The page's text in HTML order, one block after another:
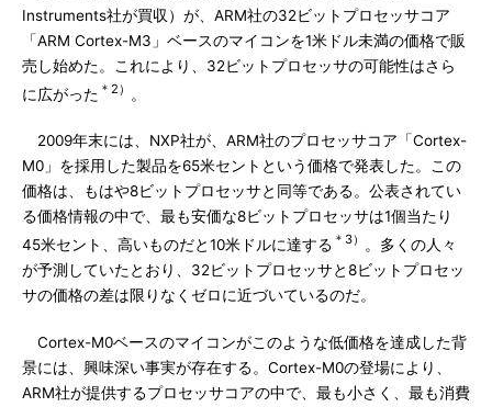
Instruments社が買収）が、ARM社の32ビットプロセッサコア
「ARM Cortex-M3」ベースのマイコンを1米ドル未満の価格で販
売し始めた。これにより、32ビットプロセッサの可能性はさら
に広がった ＊2）
2009年末には、NXP社が、ARM社のプロセッサコア「Cortex-
M0」を採用した製品を65米セントという価格で発表した。この
価格は、もはや8ビットプロセッサと同等である。公表されてい
る価格情報の中で、最も安価な8ビットプロセッサは1個当たり
45米セント、高いものだと10米ドルに達する ＊3）
。多くの人々
が予測していたとおり、32ビットプロセッサと8ビットプロセッ
サの価格の差は限りなくゼロに近づいているのだ。
Cortex-M0ベースのマイコンがこのような低価格を達成した背
景には、興味深い事実が存在する。Cortex-M0の登場により、
ARM社が提供するプロセッサコアの中で、最も小さく、最も消費